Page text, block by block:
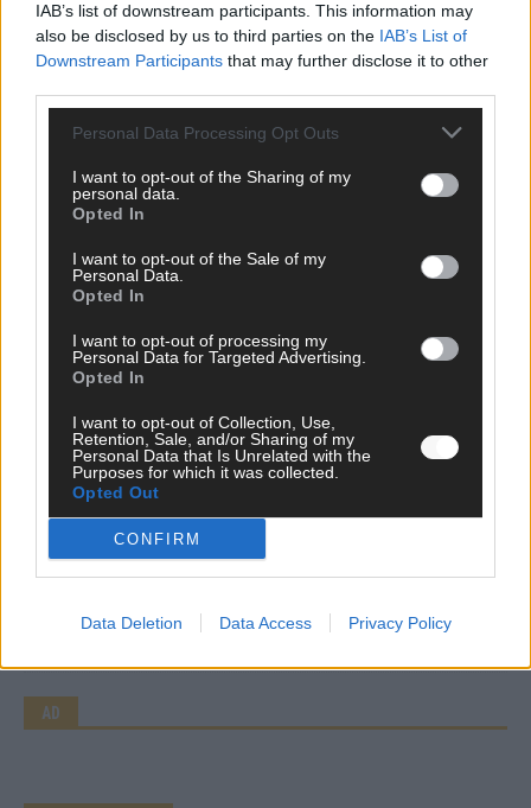
IAB’s list of downstream participants. This information may
also be disclosed by us to third parties on the IAB’s List of
Downstream Participants that may further disclose it to other
Personal Data Processing Opt Outs
I want to opt-out of the Sharing of my
personal data.
Opted In
I want to opt-out of the Sale of my
Personal Data.
Opted In
I want to opt-out of processing my
Personal Data for Targeted Advertising.
Opted In
I want to opt-out of Collection, Use,
Retention, Sale, and/or Sharing of my
Personal Data that Is Unrelated with the
Purposes for which it was collected.
Opted Out
CONFIRM
Data Deletion Data Access Privacy Policy
ESC-Finale morgen: Finnland Favorit, Australien
aufgestiegen – alle 25 Acts im Kurzcheck
JJ hat den Abend gerettet – der Rest des ESC-Halbfinales
war solide, aber kein Feuerwerk
Mai 2026
sechs zittern, einer chancenlos!
Mai 2026
KOMMENTAR
Wer zahlt, steht im Finale – ist das beim ESC wirklich fair?
Mai 2026
EXTRA
Eurovision Song Contest 2026: Das erste Halbfinale – der
AD